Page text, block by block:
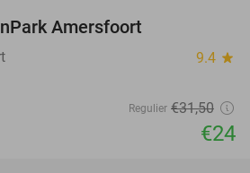
Amersfoort
9.4 star
Regulier €31,50
€24